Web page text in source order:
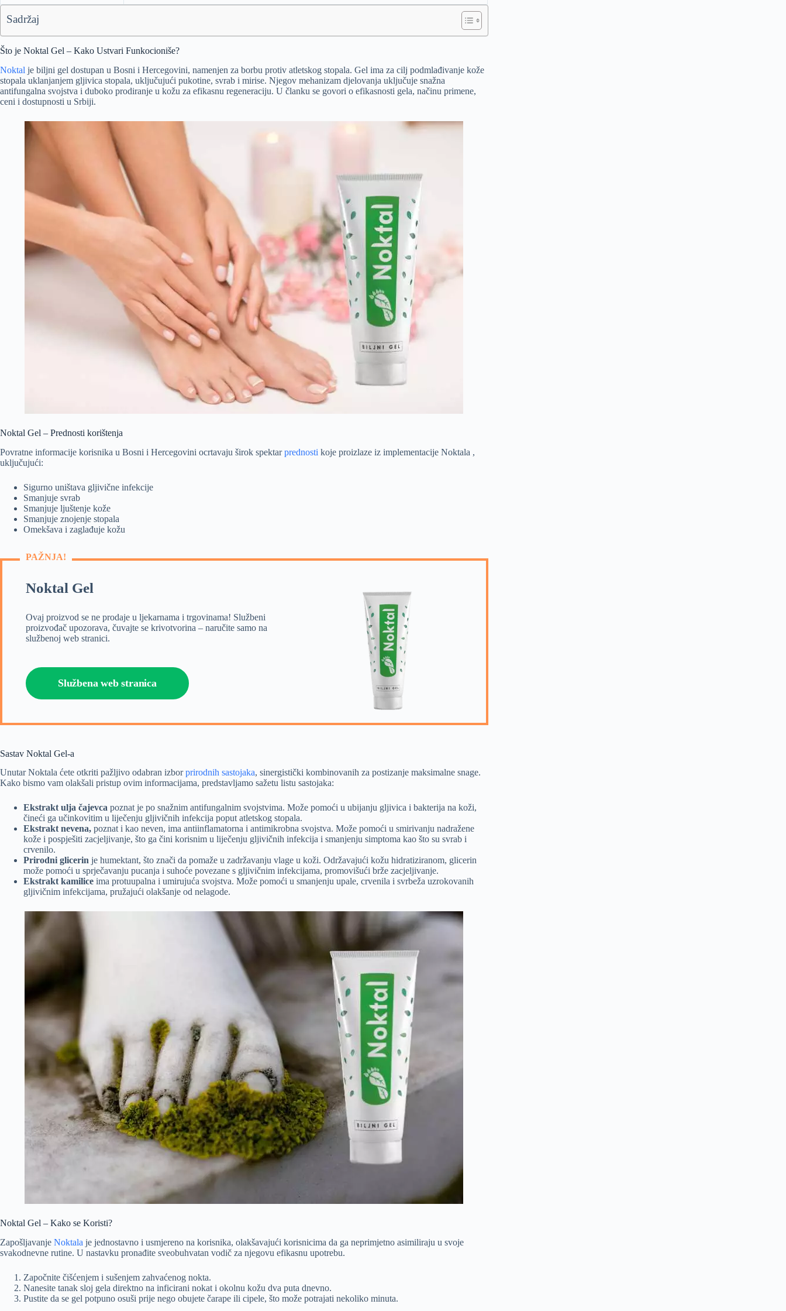
Sadržaj
Što je Noktal Gel – Kako Ustvari Funkocioniše?
Noktal je biljni gel dostupan u Bosni i Hercegovini, namenjen za borbu protiv atletskog stopala. Gel ima za cilj podmlađivanje kože
stopala uklanjanjem gljivica stopala, uključujući pukotine, svrab i mirise. Njegov mehanizam djelovanja uključuje snažna
antifungalna svojstva i duboko prodiranje u kožu za efikasnu regeneraciju. U članku se govori o efikasnosti gela, načinu primene,
ceni i dostupnosti u Srbiji.
Noktal Gel – Prednosti korištenja
Povratne informacije korisnika u Bosni i Hercegovini ocrtavaju širok spektarprednosti koje proizlaze iz implementacije Noktala ,
uključujući:
Sigurno uništava gljivične infekcije
Smanjuje svrab
Smanjuje ljuštenje kože
Smanjuje znojenje stopala
Omekšava i zaglađuje kožu
PAŽNJA!
Noktal Gel
Ovaj proizvod se ne prodaje u ljekarnama i trgovinama! Službeni
proizvođač upozorava, čuvajte se krivotvorina – naručite samo na
službenoj web stranici.
Službena web stranica
Sastav Noktal Gel-a
Unutar Noktala ćete otkriti pažljivo odabran izborprirodnih sastojaka, sinergistički kombinovanih za postizanje maksimalne snage.
Kako bismo vam olakšali pristup ovim informacijama, predstavljamo sažetu listu sastojaka:
Ekstrakt ulja čajevca poznat je po snažnim antifungalnim svojstvima. Može pomoći u ubijanju gljivica i bakterija na koži,
čineći ga učinkovitim u liječenju gljivičnih infekcija poput atletskog stopala.
Ekstrakt nevena, poznat i kao neven, ima antiinflamatorna i antimikrobna svojstva. Može pomoći u smirivanju nadražene
kože i pospješiti zacjeljivanje, što ga čini korisnim u liječenju gljivičnih infekcija i smanjenju simptoma kao što su svrab i
crvenilo.
Prirodni glicerin je humektant, što znači da pomaže u zadržavanju vlage u koži. Održavajući kožu hidratiziranom, glicerin
može pomoći u sprječavanju pucanja i suhoće povezane s gljivičnim infekcijama, promovišući brže zacjeljivanje.
Ekstrakt kamilice ima protuupalna i umirujuća svojstva. Može pomoći u smanjenju upale, crvenila i svrbeža uzrokovanih
gljivičnim infekcijama, pružajući olakšanje od nelagode.
Noktal Gel – Kako se Koristi?
Zapošljavanje Noktala je jednostavno i usmjereno na korisnika, olakšavajući korisnicima da ga neprimjetno asimiliraju u svoje
svakodnevne rutine. U nastavku pronađite sveobuhvatan vodič za njegovu efikasnu upotrebu.
Započnite čišćenjem i sušenjem zahvaćenog nokta.
Nanesite tanak sloj gela direktno na inficirani nokat i okolnu kožu dva puta dnevno.
Pustite da se gel potpuno osuši prije nego obujete čarape ili cipele, što može potrajati nekoliko minuta.